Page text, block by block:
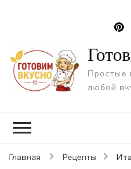
Простые
любой
Главная Рецепты